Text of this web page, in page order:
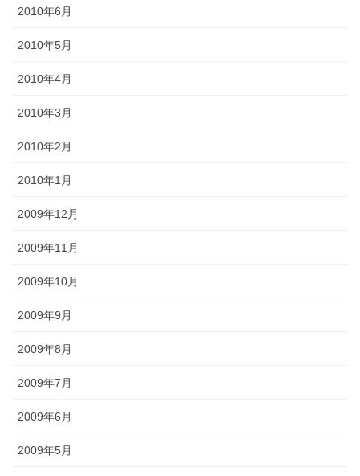
2010年6月
2010年5月
2010年4月
2010年3月
2010年2月
2010年1月
2009年12月
2009年11月
2009年10月
2009年9月
2009年8月
2009年7月
2009年6月
2009年5月